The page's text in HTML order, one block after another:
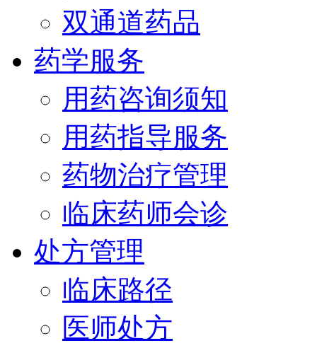
双通道药品
药学服务
用药咨询须知
用药指导服务
药物治疗管理
临床药师会诊
处方管理
临床路径
医师处方